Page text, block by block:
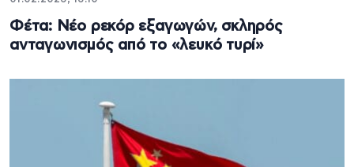
Φέτα: Νέο ρεκόρ εξαγωγών, σκληρός
ανταγωνισμός από το «λευκό τυρί»